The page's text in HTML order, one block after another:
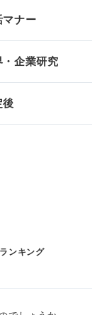
マナー
・企業研究
後
ンキング